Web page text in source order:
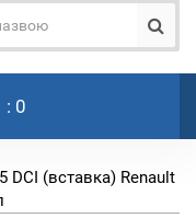
: 0
DCI (вставка) Renault